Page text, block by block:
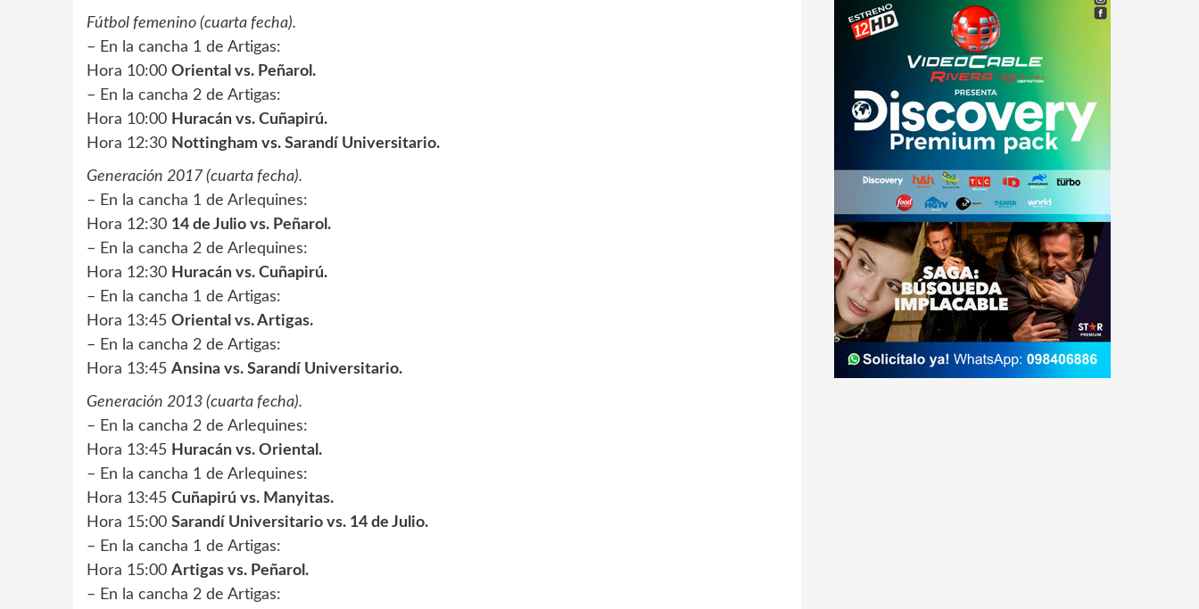
Fútbol femenino (cuarta fecha).
– En la cancha 1 de Artigas:
Hora 10:00 Oriental vs. Peñarol.
– En la cancha 2 de Artigas:
Hora 10:00 Huracán vs. Cuñapirú.
Hora 12:30 Nottingham vs. Sarandí Universitario.
Generación 2017 (cuarta fecha).
– En la cancha 1 de Arlequines:
Hora 12:30 14 de Julio vs. Peñarol.
– En la cancha 2 de Arlequines:
Hora 12:30 Huracán vs. Cuñapirú.
– En la cancha 1 de Artigas:
Hora 13:45 Oriental vs. Artigas.
– En la cancha 2 de Artigas:
Hora 13:45 Ansina vs. Sarandí Universitario.
Generación 2013 (cuarta fecha).
– En la cancha 2 de Arlequines:
Hora 13:45 Huracán vs. Oriental.
– En la cancha 1 de Arlequines:
Hora 13:45 Cuñapirú vs. Manyitas.
Hora 15:00 Sarandí Universitario vs. 14 de Julio.
– En la cancha 1 de Artigas:
Hora 15:00 Artigas vs. Peñarol.
– En la cancha 2 de Artigas: